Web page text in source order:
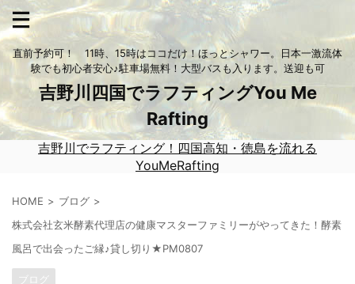
直前予約可！ 11時、15時はココだけ！ほっとシャワー。日本一激流体
験でも初心者安心♪駐車場無料！大型バスも入ります。送迎も可
吉野川四国でラフティングYou Me
Rafting
吉野川でラフティング！四国高知・徳島を流れる
YouMeRafting
HOME
ブログ
株式会社玄米酵素代理店の健康マスターファミリーがやってきた！酵素
風呂で出会ったご縁♪貸し切り★PM0807
ブログ